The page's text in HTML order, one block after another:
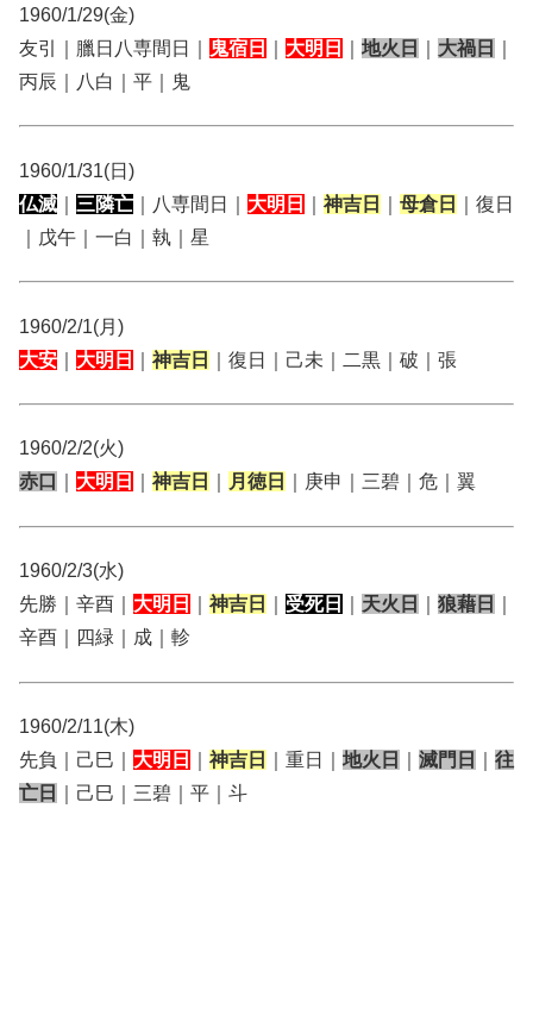
1960/1/29(金)
友引｜臘日八専間日｜
鬼宿日 大明日 地火日 大禍日
丙辰｜八白｜平｜鬼
1960/1/31(日)
仏滅
三隣亡 ｜八専間日｜ 大明日 神吉日 母倉日
｜復日
｜戊午｜一白｜執｜星
1960/2/1(月)
大安
大明日 神吉日 ｜復日｜己未｜二黒｜破｜張
1960/2/2(火)
赤口
大明日 神吉日 月徳日 ｜庚申｜三碧｜危｜翼
1960/2/3(水)
先勝｜辛酉｜ 大明日 神吉日 受死日 天火日 狼藉日
辛酉｜四緑｜成｜軫
1960/2/11(木)
先負｜己巳｜ 大明日 神吉日 ｜重日｜ 地火日 滅門日
往
亡日
｜己巳｜三碧｜平｜斗